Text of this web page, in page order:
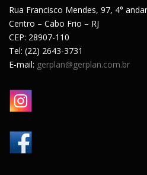
Rua Francisco Mendes, 97, 4° andar
Centro – Cabo Frio – RJ
CEP: 28907-110
Tel: (22) 2643-3731
E-mail: gerplan@gerplan.com.br